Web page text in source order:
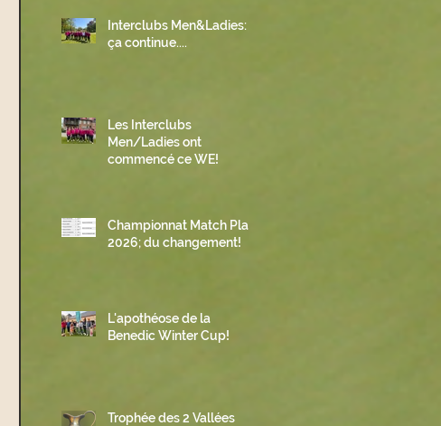
Interclubs Men&Ladies:
ça continue....
Les Interclubs
Men/Ladies ont
commencé ce WE!
Championnat Match Play
2026; du changement!
L'apothéose de la
Benedic Winter Cup!
Trophée des 2 Vallées